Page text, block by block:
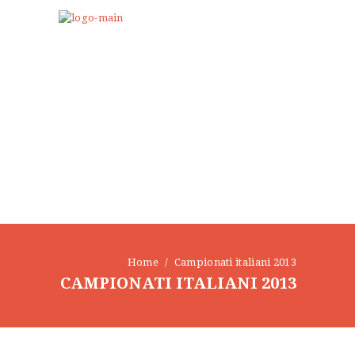
Home Campionati italiani 2013
CAMPIONATI ITALIANI 2013